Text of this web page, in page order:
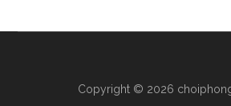
Copyright © 2026